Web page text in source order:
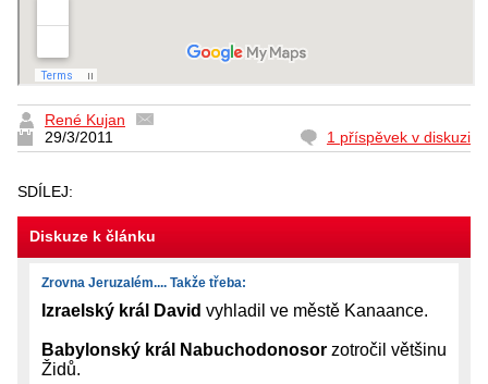
René Kujan
29/3/2011
1 příspěvek v diskuzi
SDÍLEJ:
Diskuze k článku
Zrovna Jeruzalém.... Takže třeba:
Izraelský král David vyhladil ve městě Kanaance.
Babylonský král Nabuchodonosor zotročil většinu
Židů.